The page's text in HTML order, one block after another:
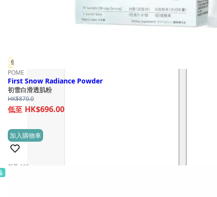
低至 8 折
POME
First Snow Radiance Powder
初雪白滑透肌粉
HK$870.0
HK$696.00
(0)
銷量 100+
加入購物車